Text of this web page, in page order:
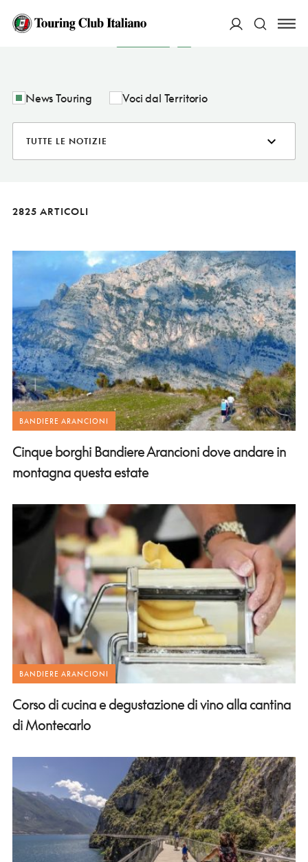
NOTIZIE
News Touring Voci dal Territorio
2825 ARTICOLI
BANDIERE ARANCIONI
Cinque borghi Bandiere Arancioni dove andare in
montagna questa estate
BANDIERE ARANCIONI
Corso di cucina e degustazione di vino alla cantina
di Montecarlo